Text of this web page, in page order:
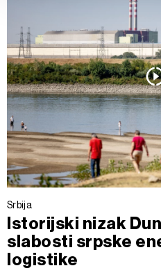
kolačićima i drugim sličnim
kolačića.
Kolačiće u bilo kojem
klikom na „Prikaži detalje“.
trenutku opozvati bez
Srbija
Istorijski nizak
slabosti srpske
logistike